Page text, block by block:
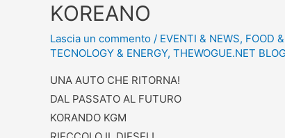
KOREANO
Lascia un commento / EVENTI & NEWS, FOOD
TECNOLOGY & ENERGY, THEWOGUE.NET
UNA AUTO CHE RITORNA!
DAL PASSATO AL FUTURO
KORANDO KGM